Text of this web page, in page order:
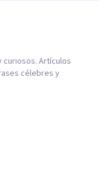
Artículos
célebres y